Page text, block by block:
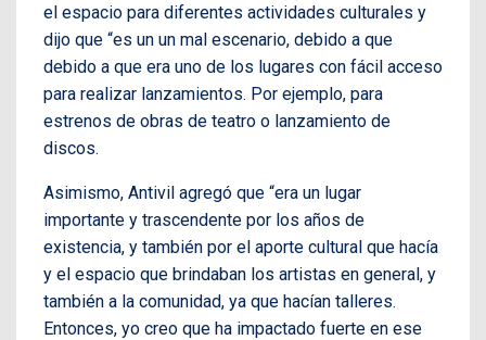
el espacio para diferentes actividades culturales y
dijo que “es un un mal escenario, debido a que
debido a que era uno de los lugares con fácil acceso
para realizar lanzamientos. Por ejemplo, para
estrenos de obras de teatro o lanzamiento de
discos.
Asimismo, Antivil agregó que “era un lugar
importante y trascendente por los años de
existencia, y también por el aporte cultural que hacía
y el espacio que brindaban los artistas en general, y
también a la comunidad, ya que hacían talleres.
Entonces, yo creo que ha impactado fuerte en ese